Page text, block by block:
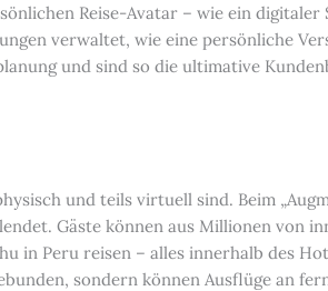
Reise-Avatar – wie ein
verwaltet, wie eine persönliche
und sind so die ultimative
und teils virtuell sind. Beim
Gäste können aus Millionen von
in Peru reisen – alles innerhalb des
sondern können Ausflüge an